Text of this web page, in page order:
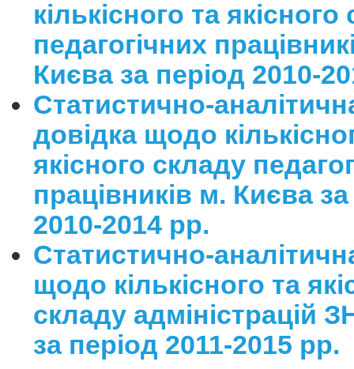
кількісного та
педагогічних
Києва за період 2010-
Статистично-
довідка щодо
якісного складу
працівників м. Києва
2010-2014рр.
Статистично-
щодо кількісного та
складу адміністрацій
за період 2011-2015 рр.